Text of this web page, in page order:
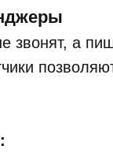
звонят, а